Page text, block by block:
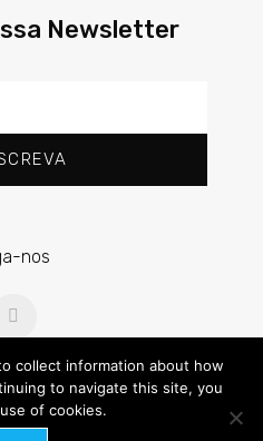
Newsletter
nos
Pereira e Sampaio e Associados,
collect information about how
to navigate this site, you
of cookies.